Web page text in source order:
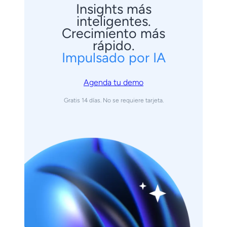
Insights más
inteligentes.
Crecimiento más
rápido.
Impulsado por IA
Agenda tu demo
Gratis 14 días. No se requiere tarjeta.